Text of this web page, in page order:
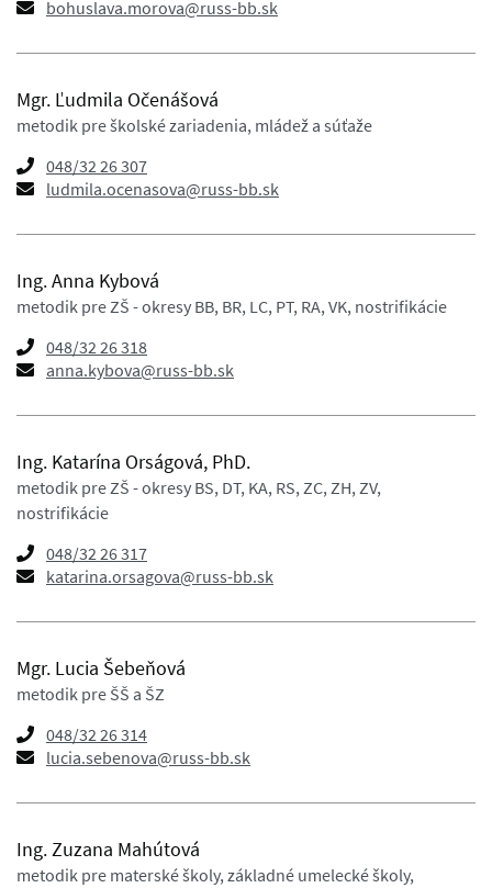
bohuslava.morova@russ-bb.sk
Mgr. Ľudmila Očenášová
metodik pre školské zariadenia, mládež a súťaže
048/32 26 307
ludmila.ocenasova@russ-bb.sk
Ing. Anna Kybová
metodik pre ZŠ - okresy BB, BR, LC, PT, RA, VK, nostrifikácie
048/32 26 318
anna.kybova@russ-bb.sk
Ing. Katarína Orságová, PhD.
metodik pre ZŠ - okresy BS, DT, KA, RS, ZC, ZH, ZV,
nostrifikácie
048/32 26 317
katarina.orsagova@russ-bb.sk
Mgr. Lucia Šebeňová
metodik pre ŠŠ a ŠZ
048/32 26 314
lucia.sebenova@russ-bb.sk
Ing. Zuzana Mahútová
metodik pre materské školy, základné umelecké školy,